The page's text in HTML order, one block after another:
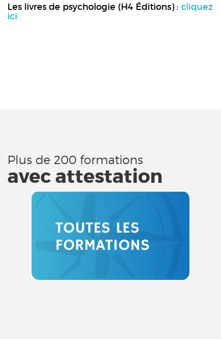
Les livres de psychologie (H4 Éditions) : cliquez
ici
Plus de 200 formations
avec attestation